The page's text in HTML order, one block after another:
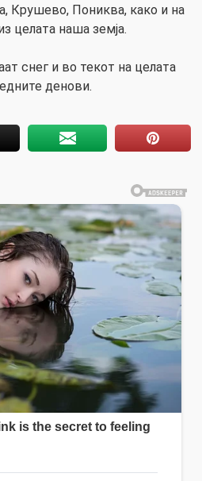
Крушево, Пониква, како и на
целата наша земја.
снег и во текот на целата
денови.